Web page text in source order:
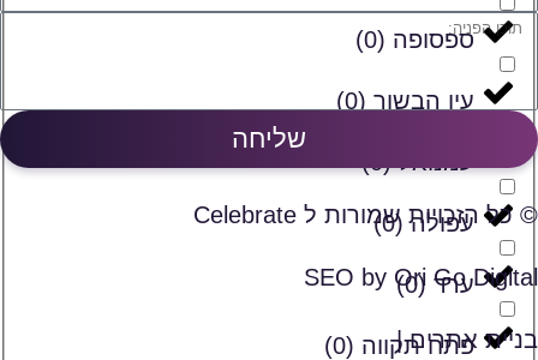
ספסופה (
0
)
עין הבשור (
0
)
עמנואל(
0
)
עפולה (
0
)
ערד (
0
)
פתח תקווה (
0
)
שליחה
© כל הזכויות שמורות ל Celebrate
SEO by Ori Go Digital
בניית אתרים |